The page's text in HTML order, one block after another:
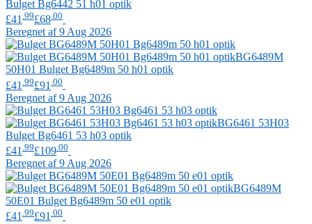
Bulget Bg6442 51 h01 optik
£41 .99£68 .00
Beregnet af 9 Aug 2026
BG6489M
50H01 Bulget Bg6489m 50 h01 optik
£41 .99£91 .00
Beregnet af 9 Aug 2026
BG6461 53H03
Bulget Bg6461 53 h03 optik
£41 .99£109 .00
Beregnet af 9 Aug 2026
BG6489M
50E01 Bulget Bg6489m 50 e01 optik
£41 .99£91 .00